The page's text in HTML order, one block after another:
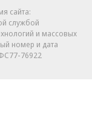
сайта:
службой
и массовых
номер и дата
76922